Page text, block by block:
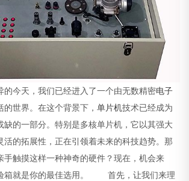
今天，我们已经进入了一个由无数精密电子
的世界。在这个背景下，单片机技术已经成为
缺的一部分。特别是多核单片机，它以其强大
活的拓展性，正在引领着未来的科技趋势。那
手触摸这样一种神奇的硬件？现在，机会来
就是你的最佳选用。
首先，让我们来理